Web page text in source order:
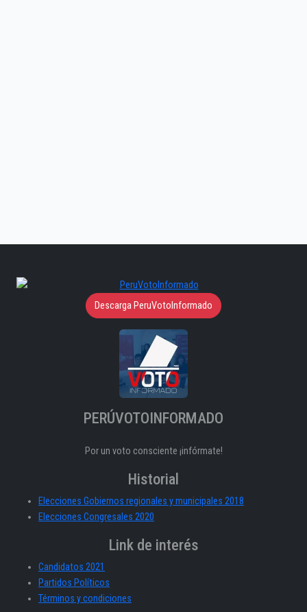
Descarga PeruVotoInformado
PERÚVOTOINFORMADO
Por un voto consciente ¡infórmate!
Historial
Elecciones Gobiernos regionales y municipales 2018
Elecciones Congresales 2020
Link de interés
Candidatos 2021
Partidos Políticos
Términos y condiciones